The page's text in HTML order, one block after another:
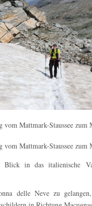
Blick in das italienische
delle Neve zu